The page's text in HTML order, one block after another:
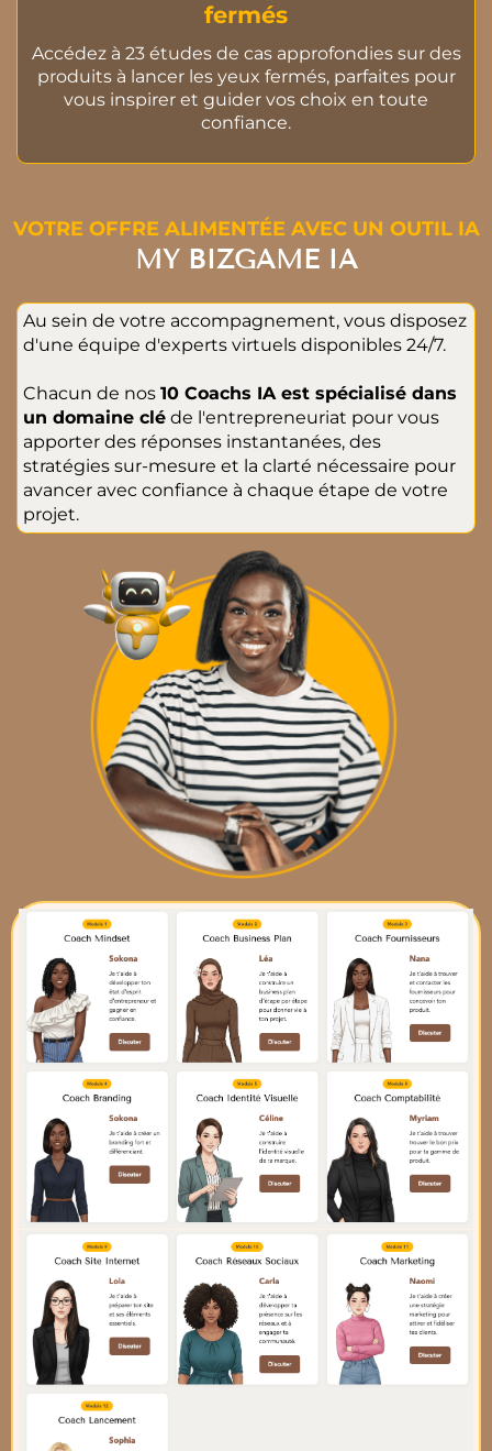
fermés
Accédez à 23 études de cas approfondies sur des
produits à lancer les yeux fermés, parfaites pour
vous inspirer et guider vos choix en toute
confiance.
VOTRE OFFRE ALIMENTÉE AVEC UN OUTIL IA
MY BIZGAME IA
Au sein de votre accompagnement, vous disposez
d'une équipe d'experts virtuels disponibles 24/7.
Chacun de nos 10 Coachs IA est spécialisé dans
un domaine clé de l'entrepreneuriat pour vous
apporter des réponses instantanées, des
stratégies sur-mesure et la clarté nécessaire pour
avancer avec confiance à chaque étape de votre
projet.